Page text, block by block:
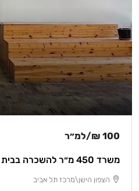
100 ₪ /למ״ר
משרד 450 מ״ר להשכרה בבית הורוד בתל אביב
הצפון הישן\מרכז תל אביב